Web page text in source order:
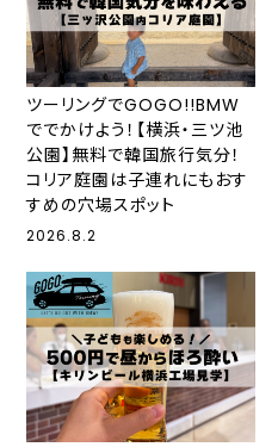
ツーリングでGOGO!!BMW
ででかけよう！【横浜・三ツ池
公園】無料で韓国旅行気分！
コリア庭園は子連れにもおす
すめの穴場スポット
2026.8.2